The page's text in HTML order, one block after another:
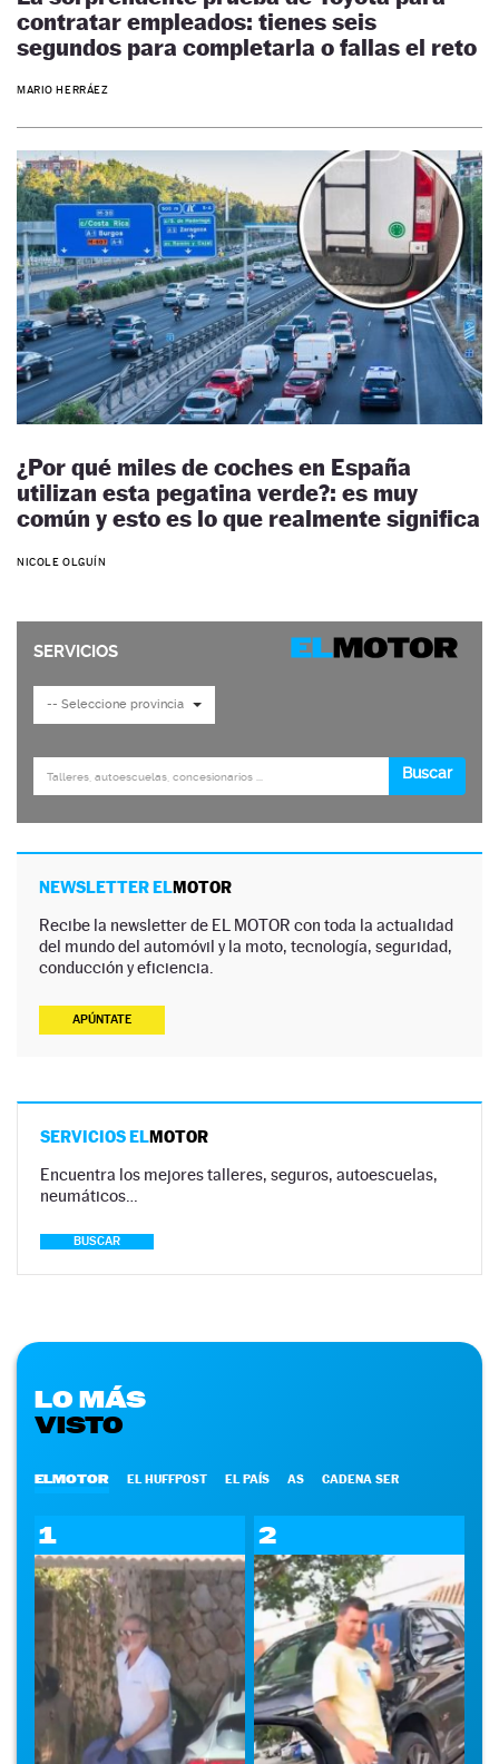
contratar empleados: tienes seis
segundos para completarla o fallas el reto
MARIO HERRÁEZ
¿Por qué miles de coches en España
utilizan esta pegatina verde?: es muy
común y esto es lo que realmente significa
NICOLE OLGUÍN
NEWSLETTER ELMOTOR
Recibe la newsletter de EL MOTOR con toda la actualidad
del mundo del automóvil y la moto, tecnología, seguridad,
conducción y eficiencia.
APÚNTATE
SERVICIOS ELMOTOR
Encuentra los mejores talleres, seguros, autoescuelas,
neumáticos…
BUSCAR
LO MÁS
VISTO
ELMOTOR EL HUFFPOST EL PAÍS AS CADENA SER
1 2